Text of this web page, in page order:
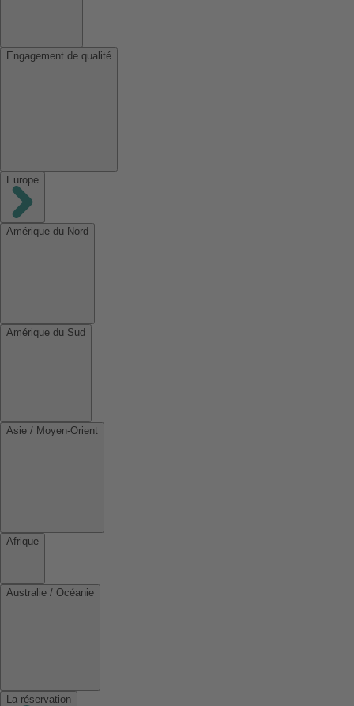
Engagement de qualité
Europe
Amérique du Nord
Amérique du Sud
Asie / Moyen-Orient
Afrique
Australie / Océanie
La réservation